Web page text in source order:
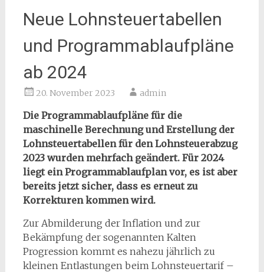
Neue Lohnsteuertabellen
und Programmablaufpläne
ab 2024
20. November 2023 admin
Die Programmablaufpläne für die
maschinelle Berechnung und Erstellung der
Lohnsteuertabellen für den Lohnsteuerabzug
2023 wurden mehrfach geändert. Für 2024
liegt ein Programmablaufplan vor, es ist aber
bereits jetzt sicher, dass es erneut zu
Korrekturen kommen wird.
Zur Abmilderung der Inflation und zur
Bekämpfung der sogenannten Kalten
Progression kommt es nahezu jährlich zu
kleinen Entlastungen beim Lohnsteuertarif –